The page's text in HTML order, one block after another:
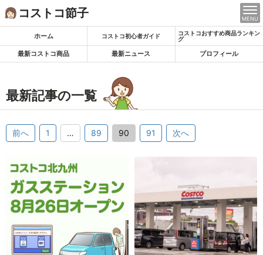
Skip
to
コストコ節子 MENU
ホーム コストコ初心者ガイド
コストコおすすめ商品ランキン
グ
最新コストコ商品 最新ニュース プロフィール
最新記事の一覧
前へ 1 … 89 90 91 次へ